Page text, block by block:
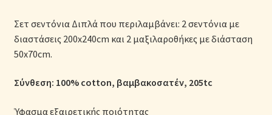
Ολοκλήρωση παραγγελίας
Παιδικά Λευκά Είδη
Σετ σεντόνια Διπλά που περιλαμβάνει: 2 σεντόνια με
διαστάσεις 200x240cm και 2 μαξιλαροθήκες με διάσταση
50x70cm.
Σύνθεση: 100% cotton, βαμβακοσατέν, 205tc
Ύφασμα εξαιρετικής ποιότητας